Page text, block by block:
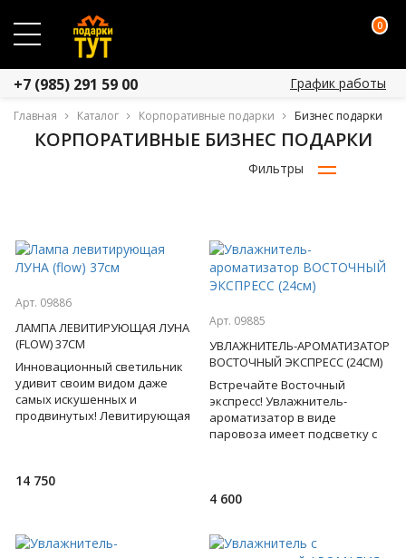
0
+7 (985) 291 59 00 График работы
Главная Каталог Корпоративные подарки Бизнес подарки
КОРПОРАТИВНЫЕ БИЗНЕС ПОДАРКИ
Фильтры
Арт. 09886
ЛАМПА ЛЕВИТИРУЮЩАЯ ЛУНА
(FLOW) 37СМ
Инновационный светильник
удивит своим видом даже
самых искушенных и
продвинутых! Левитирующая
14 750
Арт. 09885
УВЛАЖНИТЕЛЬ-АРОМАТИЗАТОР
ВОСТОЧНЫЙ ЭКСПРЕСС (24СМ)
Встречайте Восточный
экспресс! Увлажнитель-
ароматизатор в виде
паровоза имеет подсветку с
4 600